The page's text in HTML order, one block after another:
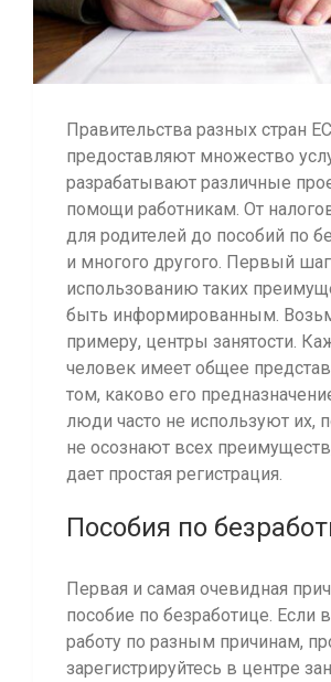
Правительства разных стран ЕС
предоставляют множество
разрабатывают различные
помощи работникам. От
для родителей до пособий по
и многого другого. Первый
использованию таких
быть информированным.
примеру, центры занятости.
человек имеет общее
том, каково его
люди часто не используют их,
не осознают всех
дает простая регистрация.
Пособия по
Первая и самая очевидная
пособие по безработице. Если
работу по разным причинам,
зарегистрируйтесь в центре